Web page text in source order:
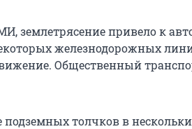
землетрясение привело к
железнодорожных
Общественный
подземных толчков в